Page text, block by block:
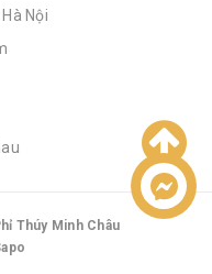
Nội
Thúy Minh Châu
Liên hệ